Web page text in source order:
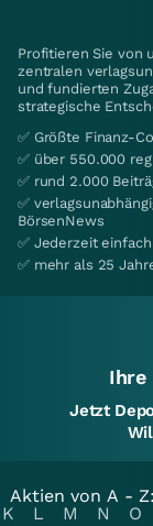
Profitieren Sie von
zentralen
und fundierten
strategische
✅ Größte Finanz-
✅ über 550.000
✅ rund 2.000
✅
BörsenNews
✅ Jederzeit
✅ mehr als 25
Ihre
Jetzt
Aktien von A - Z:
K
L M N O